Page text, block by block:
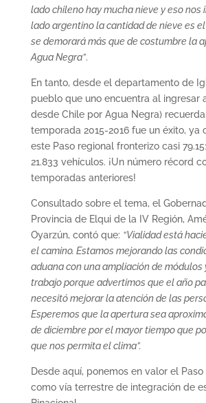
lado chileno hay mucha nieve y eso nos
lado argentino la cantidad de nieve es
se demorará más que de costumbre la
Agua Negra”.
En tanto, desde el departamento de
pueblo que uno encuentra al ingresar
desde Chile por Agua Negra)
temporada 2015-2016 fue un éxito, ya
este Paso regional fronterizo casi
21.833 vehículos. ¡Un número récord
temporadas anteriores!
Consultado sobre el tema, el
Provincia de Elqui de la IV Región,
Oyarzún, contó que: “Vialidad está
el camino. Estamos mejorando las
aduana con una ampliación de módulos
trabajo porque advertimos que el año
necesitó mejorar la atención de las
Esperemos que la apertura sea
de diciembre por el mayor tiempo que
que nos permita el clima”.
Desde aquí, ponemos en valor el
como vía terrestre de integración de